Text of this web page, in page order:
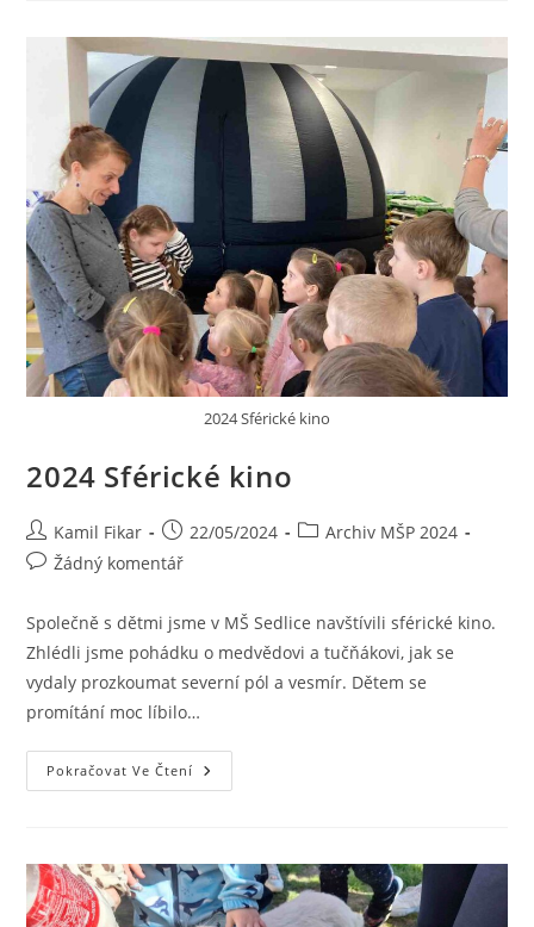
2024 Sférické kino
2024 Sférické kino
Kamil Fikar 22/05/2024
Archiv MŠP 2024
Žádný komentář
Společně s dětmi jsme v MŠ Sedlice navštívili sférické kino.
Zhlédli jsme pohádku o medvědovi a tučňákovi, jak se
vydaly prozkoumat severní pól a vesmír. Dětem se
promítání moc líbilo…
Pokračovat Ve Čtení